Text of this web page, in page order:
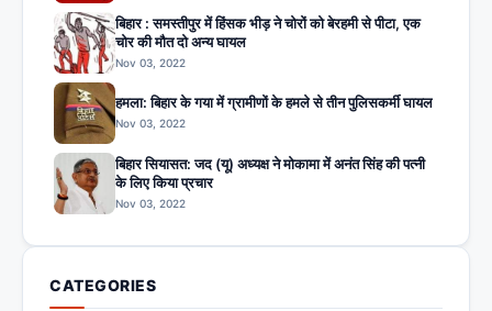
बिहार : समस्तीपुर में हिंसक भीड़ ने चोरों को बेरहमी से पीटा, एक
चोर की मौत दो अन्य घायल
Nov 03, 2022
हमला: बिहार के गया में ग्रामीणों के हमले से तीन पुलिसकर्मी घायल
Nov 03, 2022
बिहार सियासत: जद (यू) अध्यक्ष ने मोकामा में अनंत सिंह की पत्नी
के लिए किया प्रचार
Nov 03, 2022
CATEGORIES